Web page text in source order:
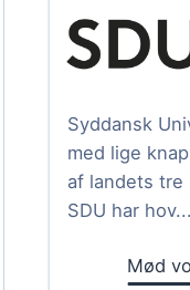
Syddansk
med lige
af landets
SDU har hov...
Mød